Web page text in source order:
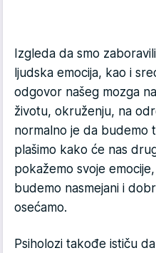
Izgleda da smo
ljudska emocija, kao i
odgovor našeg mozga
životu, okruženju, na
normalno je da budemo
plašimo kako će nas
pokažemo svoje
budemo nasmejani i
osećamo.
Psiholozi takođe ističu